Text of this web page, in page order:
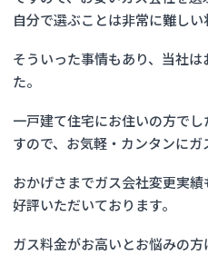
自分で選ぶことは非常に難しい
そういった事情もあり、当社
た。
一戸建て住宅にお住いの方で
すので、お気軽・カンタンにガ
おかげさまでガス会社変更実
好評いただいております。
ガス料金がお高いとお悩みの